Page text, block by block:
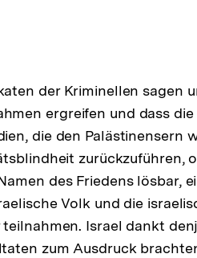
der Kriminellen sagen
ergreifen und dass
die den Palästinensern
zurückzuführen,
des Friedens lösbar,
Volk und die
teilnahmen. Israel dankt
zum Ausdruck